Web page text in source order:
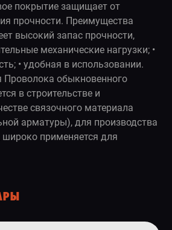
покрытие защищает от
прочности. Преимущества
высокий запас прочности,
механические нагрузки; •
• удобная в использовании.
обыкновенного
в строительстве и
связочного материала
арматуры), для производства
широко применяется для